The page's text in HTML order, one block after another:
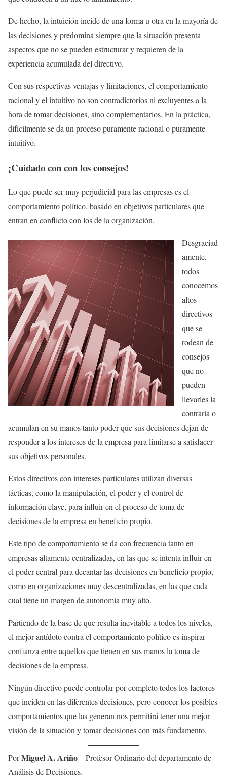
De hecho, la intuición incide de una forma u otra en la mayoría de
las decisiones y predomina siempre que la situación presenta
aspectos que no se pueden estructurar y requieren de la
experiencia acumulada del directivo.
Con sus respectivas ventajas y limitaciones, el comportamiento
racional y el intuitivo no son contradictorios ni excluyentes a la
hora de tomar decisiones, sino complementarios. En la práctica,
difícilmente se da un proceso puramente racional o puramente
intuitivo.
¡Cuidado con con los consejos!
Lo que puede ser muy perjudicial para las empresas es el
comportamiento político, basado en objetivos particulares que
entran en conflicto con los de la organización.
Desgraciad
amente,
todos
conocemos
altos
directivos
que se
rodean de
consejos
que no
pueden
llevarles la
contraria o
acumulan en su manos tanto poder que sus decisiones dejan de
responder a los intereses de la empresa para limitarse a satisfacer
sus objetivos personales.
Estos directivos con intereses particulares utilizan diversas
tácticas, como la manipulación, el poder y el control de
información clave, para influir en el proceso de toma de
decisiones de la empresa en beneficio propio.
Este tipo de comportamiento se da con frecuencia tanto en
empresas altamente centralizadas, en las que se intenta influir en
el poder central para decantar las decisiones en beneficio propio,
como en organizaciones muy descentralizadas, en las que cada
cual tiene un margen de autonomía muy alto.
Partiendo de la base de que resulta inevitable a todos los niveles,
el mejor antídoto contra el comportamiento político es inspirar
confianza entre aquellos que tienen en sus manos la toma de
decisiones de la empresa.
Ningún directivo puede controlar por completo todos los factores
que inciden en las diferentes decisiones, pero conocer los posibles
comportamientos que las generan nos permitirá tener una mejor
visión de la situación y tomar decisiones con más fundamento.
PorMiguel A. Ariño– Profesor Ordinario del departamento de
Análisis de Decisiones.